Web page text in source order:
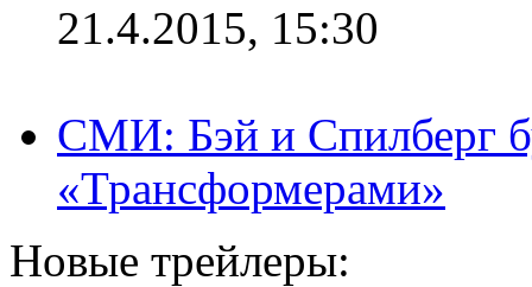
21.4.2015, 15:30
СМИ: Бэй и Спилберг
«Трансформерами»
Новые трейлеры: